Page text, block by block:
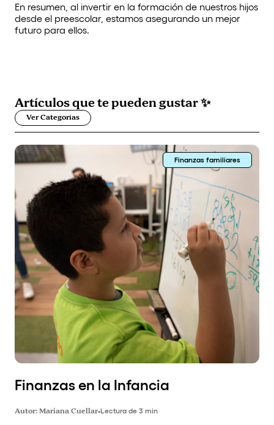
En resumen, al invertir en la formación de nuestros hijos
desde el preescolar, estamos asegurando un mejor
futuro para ellos.
Artículos quete pueden gustar✨
Ver Categorías
Finanzas familiares
Finanzas en la Infancia
Autor:Mariana Cuellar•Lectura de 3 min